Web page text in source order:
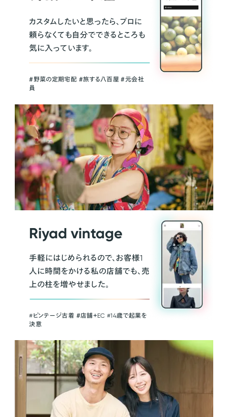
カスタムしたいと思ったら、プロに
頼らなくても自分でできるところも
気に入っています。
＃野菜の定期宅配 ＃旅する八百屋 ＃元会社
員
Riyad vintage
手軽にはじめられるので、お客様1
人に時間をかける私の店舗でも、売
上の柱を増やせました。
#ビンテージ古着 ＃店舗＋EC #14歳で起業を
決意